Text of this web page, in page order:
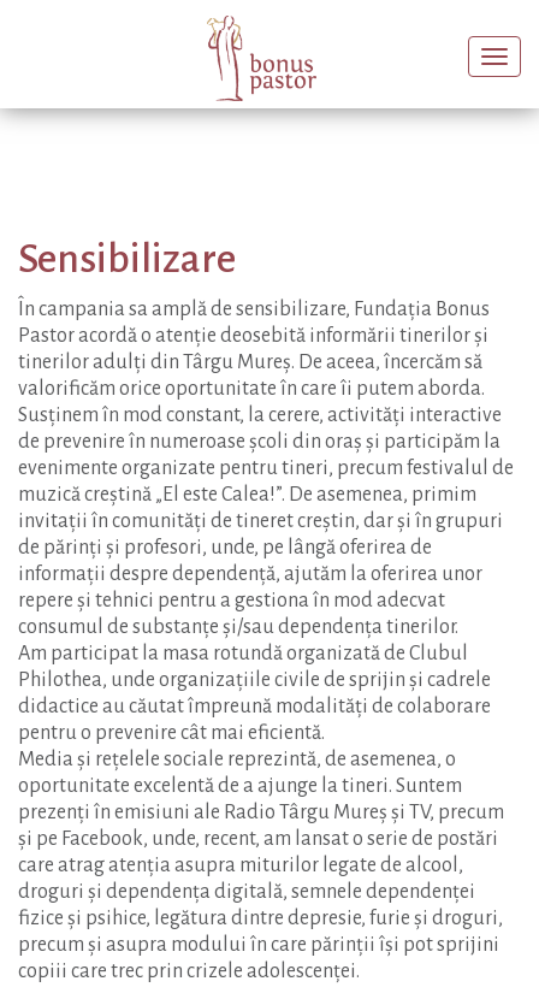
Sensibilizare
În campania sa amplă de sensibilizare, Fundația Bonus
Pastor acordă o atenție deosebită informării tinerilor și
tinerilor adulți din Târgu Mureș. De aceea, încercăm să
valorificăm orice oportunitate în care îi putem aborda.
Susținem în mod constant, la cerere, activități interactive
de prevenire în numeroase școli din oraș și participăm la
evenimente organizate pentru tineri, precum festivalul de
muzică creștină „El este Calea!”. De asemenea, primim
invitații în comunități de tineret creștin, dar și în grupuri
de părinți și profesori, unde, pe lângă oferirea de
informații despre dependență, ajutăm la oferirea unor
repere și tehnici pentru a gestiona în mod adecvat
consumul de substanțe și/sau dependența tinerilor.
Am participat la masa rotundă organizată de Clubul
Philothea, unde organizațiile civile de sprijin și cadrele
didactice au căutat împreună modalități de colaborare
pentru o prevenire cât mai eficientă.
Media și rețelele sociale reprezintă, de asemenea, o
oportunitate excelentă de a ajunge la tineri. Suntem
prezenți în emisiuni ale Radio Târgu Mureș și TV, precum
și pe Facebook, unde, recent, am lansat o serie de postări
care atrag atenția asupra miturilor legate de alcool,
droguri și dependența digitală, semnele dependenței
fizice și psihice, legătura dintre depresie, furie și droguri,
precum și asupra modului în care părinții își pot sprijini
copiii care trec prin crizele adolescenței.